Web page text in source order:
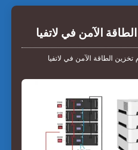
الآمن في لاتفيا
تخزين الطاقة الآمن في لاتفيا